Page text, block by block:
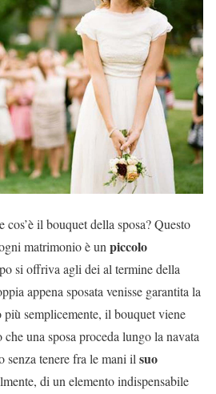
il bouquet della sposa? Questo
matrimonio è un piccolo
si offriva agli dei al termine della
appena sposata venisse garantita la
semplicemente, il bouquet viene
una sposa proceda lungo la navata
tenere fra le mani il suo
di un elemento indispensabile